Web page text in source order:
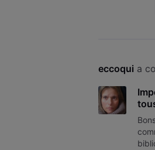
eccoqui a